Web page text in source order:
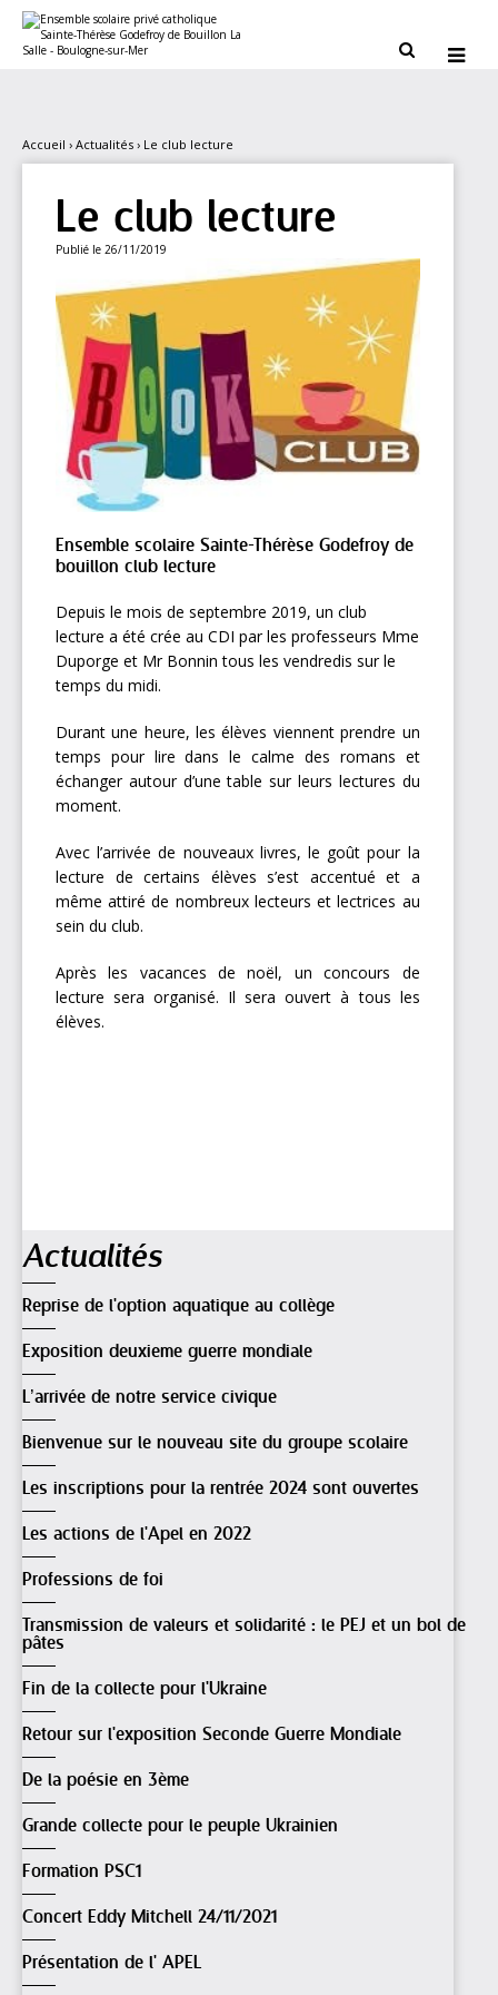
contenu.
personnels
 
Accueil › Actualités › Le club lecture
Le club lecture
Publié le 26/11/2019
Ensemble scolaire Sainte-Thérèse Godefroy de
bouillon club lecture
Depuis le mois de septembre 2019, un club
lecture a été crée au CDI par les professeurs Mme
Duporge et Mr Bonnin tous les vendredis sur le
temps du midi.
Durant une heure, les élèves viennent prendre un
temps pour lire dans le calme des romans et
échanger autour d’une table sur leurs lectures du
moment.
Avec l’arrivée de nouveaux livres, le goût pour la
lecture de certains élèves s’est accentué et a
même attiré de nombreux lecteurs et lectrices au
sein du club.
Après les vacances de noël, un concours de
lecture sera organisé. Il sera ouvert à tous les
élèves.
Actualités
Reprise de l'option aquatique au collège
Exposition deuxieme guerre mondiale
L’arrivée de notre service civique
Bienvenue sur le nouveau site du groupe scolaire
Les inscriptions pour la rentrée 2024 sont ouvertes
Les actions de l'Apel en 2022
Professions de foi
Transmission de valeurs et solidarité : le PEJ et un bol de
pâtes
Fin de la collecte pour l'Ukraine
Retour sur l'exposition Seconde Guerre Mondiale
De la poésie en 3ème
Grande collecte pour le peuple Ukrainien
Formation PSC1
Concert Eddy Mitchell 24/11/2021
Présentation de l' APEL